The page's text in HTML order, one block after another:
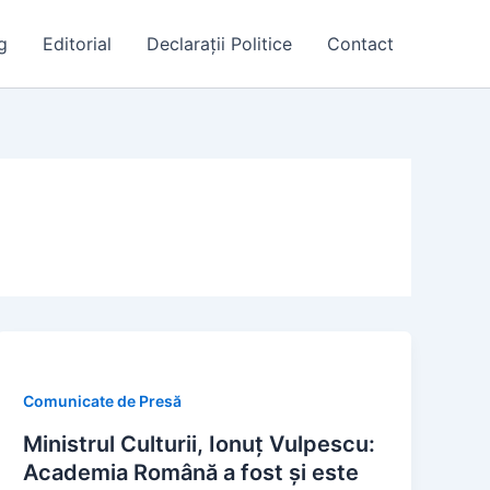
Editorial Declarații Politice Contact
Comunicate de Presă
Ministrul Culturii, Ionuţ Vulpescu:
Academia Română a fost şi este